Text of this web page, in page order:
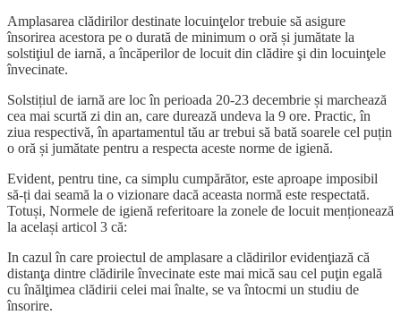
Amplasarea clădirilor destinate locuinţelor trebuie să asigure
însorirea acestora pe o durată de minimum o oră și jumătate la
solstiţiul de iarnă, a încăperilor de locuit din clădire şi din locuinţele
învecinate.
Solstițiul de iarnă are loc în perioada 20-23 decembrie și marchează
cea mai scurtă zi din an, care durează undeva la 9 ore. Practic, în
ziua respectivă, în apartamentul tău ar trebui să bată soarele cel puțin
o oră și jumătate pentru a respecta aceste norme de igienă.
Evident, pentru tine, ca simplu cumpărător, este aproape imposibil
să-ți dai seamă la o vizionare dacă aceasta normă este respectată.
Totuși, Normele de igienă referitoare la zonele de locuit menționează
la același articol 3 că:
In cazul în care proiectul de amplasare a clădirilor evidenţiază că
distanţa dintre clădirile învecinate este mai mică sau cel puţin egală
cu înălţimea clădirii celei mai înalte, se va întocmi un studiu de
însorire.